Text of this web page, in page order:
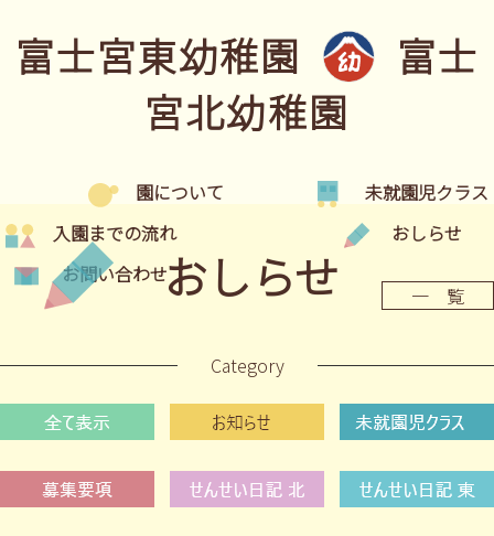
富士宮東幼稚園
富士
宮北幼稚園
園について
未就園児クラス
入園までの流れ
おしらせ
お問い合わせおしらせ 一 覧
Category